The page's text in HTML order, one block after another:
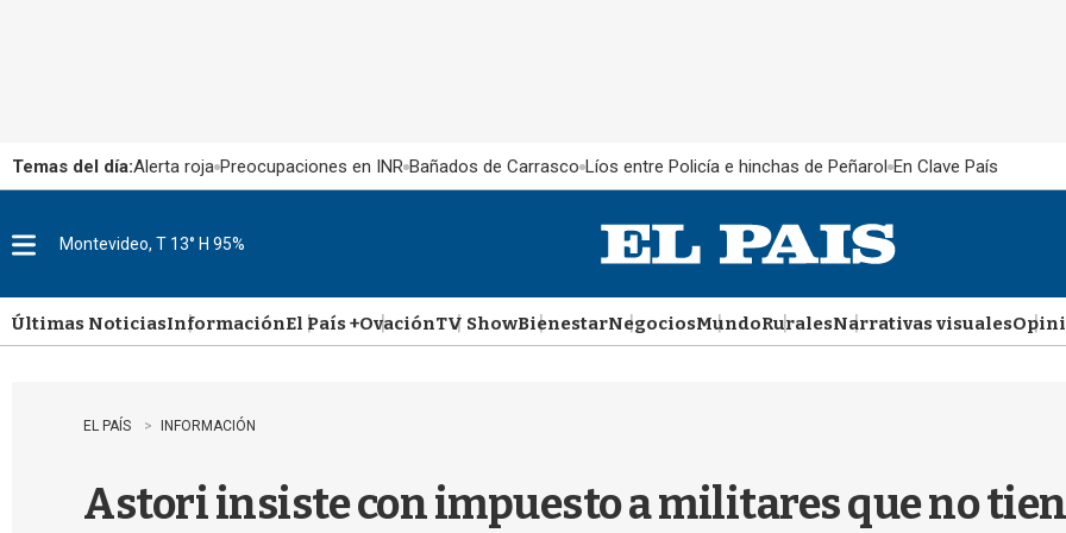
Temas del día:Alerta roja Preocupaciones en INR Bañados de Carrasco Líos entre Policía e hinchas de Peñarol En Clave País
u
Montevideo, T 13° H 95%
Últimas NoticiasInformaciónEl País +OvaciónTV ShowBienestarNegociosMundoRuralesNarrativas visuales
EL PAÍS INFORMACIÓN
Astori insiste con impuesto a militares que no